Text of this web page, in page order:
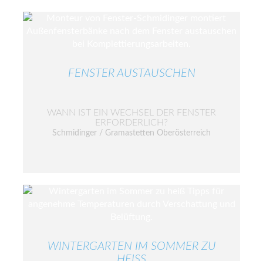
FENSTER AUSTAUSCHEN
WANN IST EIN WECHSEL DER FENSTER
ERFORDERLICH?
Schmidinger / Gramastetten Oberösterreich
WINTERGARTEN IM SOMMER ZU